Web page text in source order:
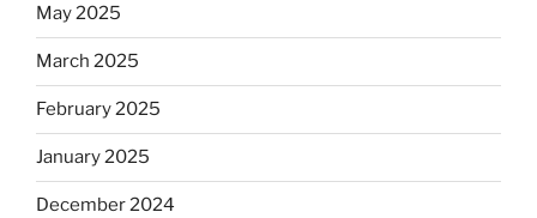
May 2025
March 2025
February 2025
January 2025
December 2024